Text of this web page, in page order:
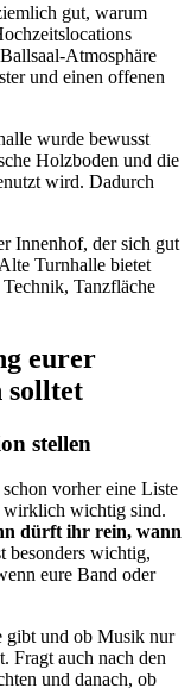
gut, warum
Atmosphäre
und einen offenen
wurde bewusst
Holzboden und die
wird. Dadurch
Innenhof, der sich gut
Turnhalle bietet
Tanzfläche
eurer
solltet
stellen
vorher eine Liste
wirklich wichtig sind.
dürft ihr rein, wann
besonders wichtig,
eure Band oder
gibt und ob Musik nur
Fragt auch nach den
und danach, ob